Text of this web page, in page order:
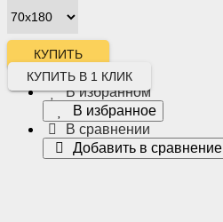
КУПИТЬ В 1 КЛИК
В избранном
В избранное
В сравнении
Добавить в сравнение